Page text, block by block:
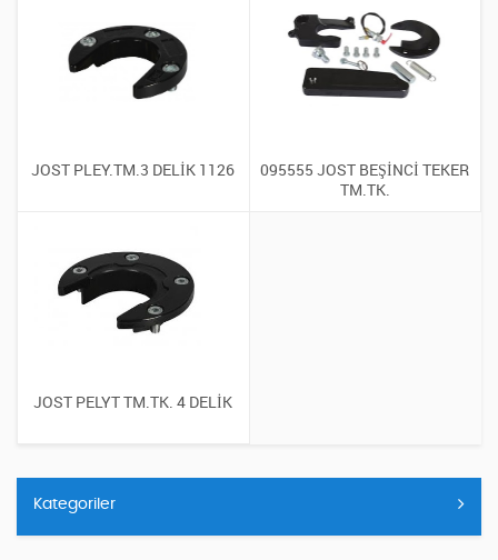
JOST PLEY.TM.3 DELİK 1126
095555 JOST BEŞİNCİ TEKER
TM.TK.
JOST PELYT TM.TK. 4 DELİK
Kategoriler